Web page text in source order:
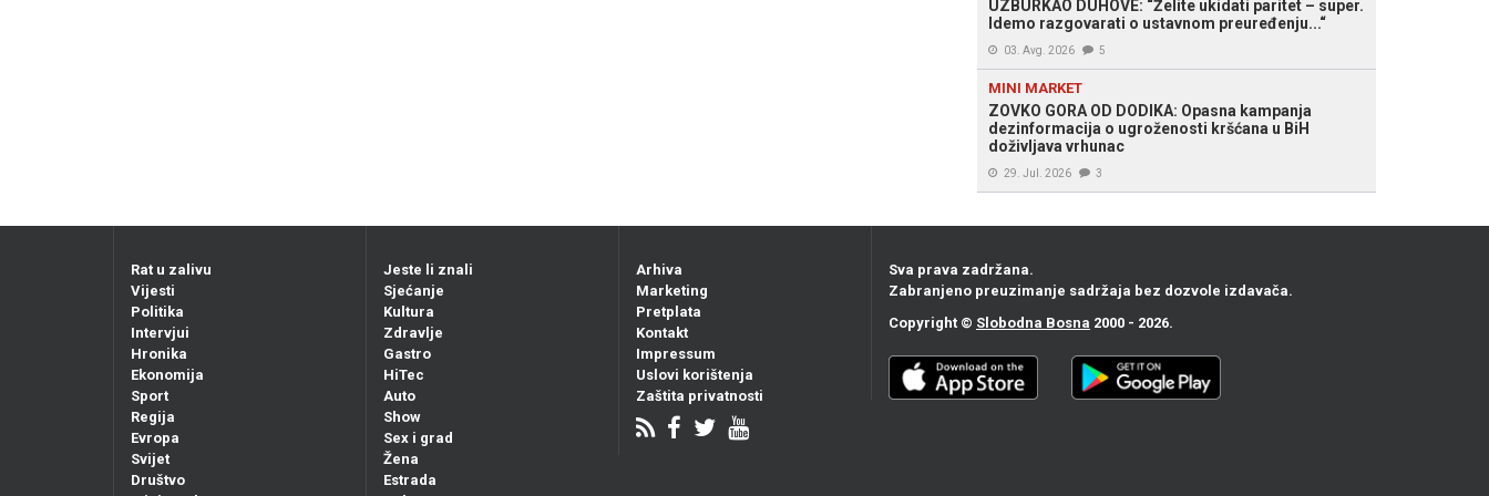
UZBURKAO DUHOVE: “Želite ukidati paritet – super.
Idemo razgovarati o ustavnom preuređenju...“
03. Avg. 2026 5
MINI MARKET
ZOVKO GORA OD DODIKA: Opasna kampanja
dezinformacija o ugroženosti kršćana u BiH
doživljava vrhunac
29. Jul. 2026 3
Rat u zalivu
Vijesti
Politika
Intervjui
Hronika
Ekonomija
Sport
Regija
Evropa
Svijet
Društvo
Jeste li znali
Sjećanje
Kultura
Zdravlje
Gastro
HiTec
Auto
Show
Sex i grad
Žena
Estrada
Arhiva
Marketing
Pretplata
Kontakt
Impressum
Uslovi korištenja
Zaštita privatnosti
Sva prava zadržana.
Zabranjeno preuzimanje sadržaja bez dozvole izdavača.
Copyright © Slobodna Bosna 2000 - 2026.